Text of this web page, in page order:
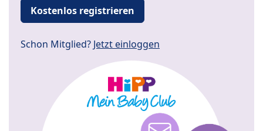
Kostenlos registrieren
Schon Mitglied? Jetzt einloggen